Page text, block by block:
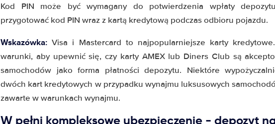
Kod PIN może być wymagany do potwierdzenia wpłaty
przygotować kod PIN wraz z kartą kredytową podczas odbioru pojazdu.
Wskazówka: Visa i Mastercard to najpopularniejsze karty
warunki, aby upewnić się, czy karty AMEX lub Diners Club są
samochodów jako forma płatności depozytu. Niektóre
dwóch kart kredytowych w przypadku wynajmu luksusowych
zawarte w warunkach wynajmu.
W pełni kompleksowe ubezpieczenie - depozyt